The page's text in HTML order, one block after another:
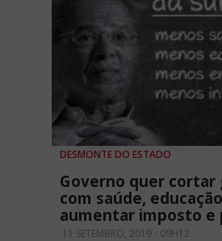
DESMONTE DO ESTADO
Governo quer cortar
com saúde,
aumentar imposto e
11 SETEMBRO, 2019 - 09H12